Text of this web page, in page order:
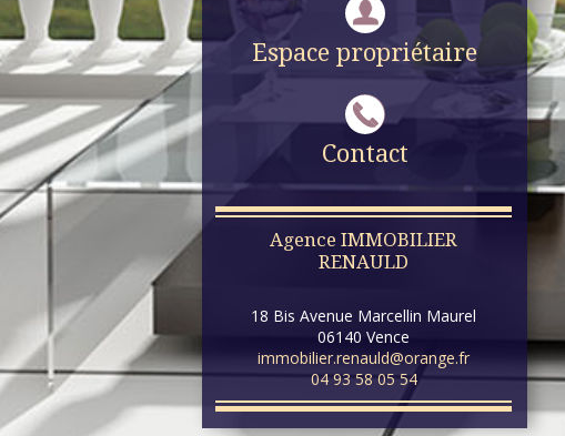
Espace propriétaire
Contact
Agence IMMOBILIER
RENAULD
18 Bis Avenue Marcellin Maurel
06140 Vence
immobilier.renauld@orange.fr
04 93 58 05 54